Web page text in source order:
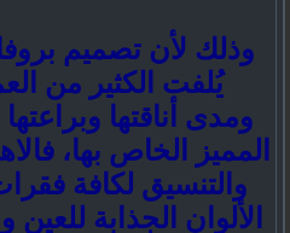
وذلك لأن تصميم
يُلفت الكثير من
ومدى أناقتها
المميز الخاص بها،
والتنسيق لكافة
الألوان الجذابة